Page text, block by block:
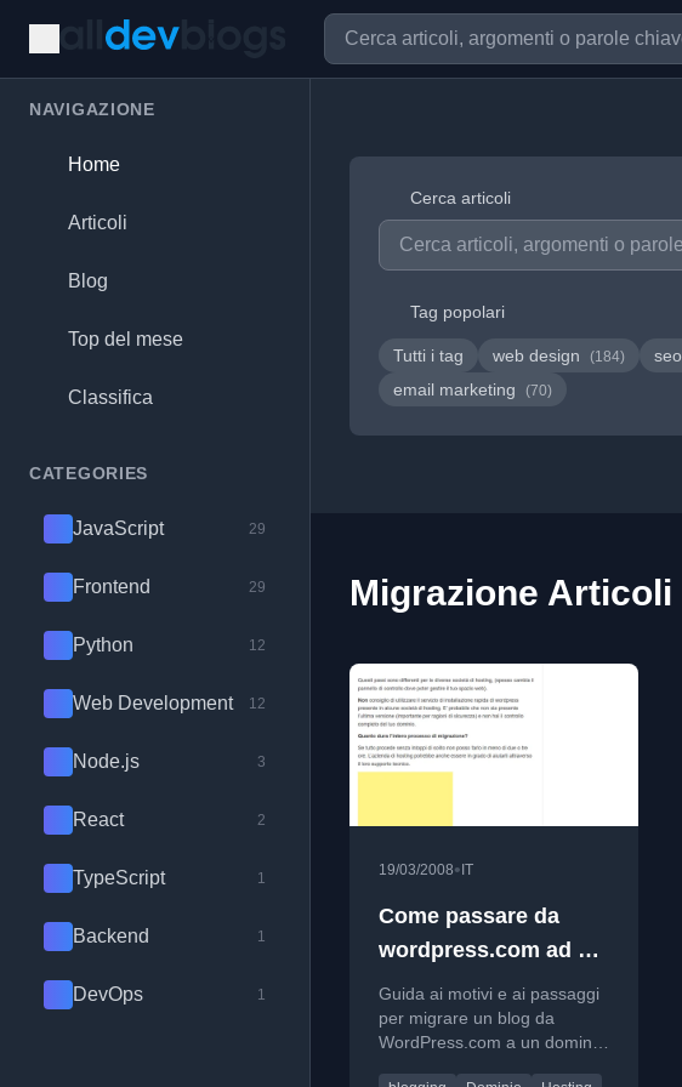
NAVIGAZIONE
Home
Articoli
Blog
Top del mese
Classifica
CATEGORIES
JavaScript 29
Frontend 29
Python 12
Web Development 12
Node.js 3
React 2
TypeScript 1
Backend 1
DevOps 1
Cerca articoli
Tag popolari
Tutti i tag web design (184) seo
email marketing (70)
Migrazione Articoli
19/03/2008• IT
Come passare da
wordpress.com ad un
proprio dominio
Guida ai motivi e ai passaggi
per migrare un blog da
WordPress.com a un dominio